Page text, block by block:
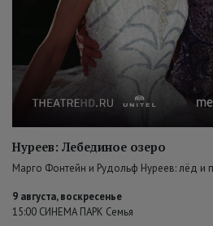
Нуреев: Лебединое озеро
Марго Фонтейн и Рудольф Нуреев: лёд и
9 августа, воскресенье
15:00 СИНЕМА ПАРК Семья